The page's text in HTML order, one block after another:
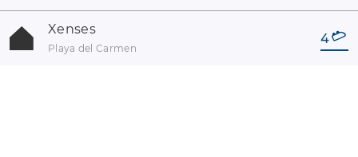
Xenses
Playa del Carmen
4